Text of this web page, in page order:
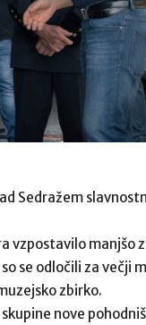
Sedražem
vzpostavilo manjšo
se odločili za večji
zbirko.
nove